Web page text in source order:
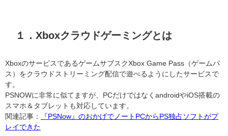
１．Xboxクラウドゲーミングとは
XboxのサービスであるゲームサブスクXbox Game Pass（ゲームパ
ス）をクラウドストリーミング配信で遊べるようにしたサービスで
す。
PSNOWに非常に似てますが、PCだけではなくandroidやiOS搭載の
スマホ＆タブレットも対応しています。
関連記事：
『PSNow』のおかげでノートPCからPS独占ソフトがプ
レイできた